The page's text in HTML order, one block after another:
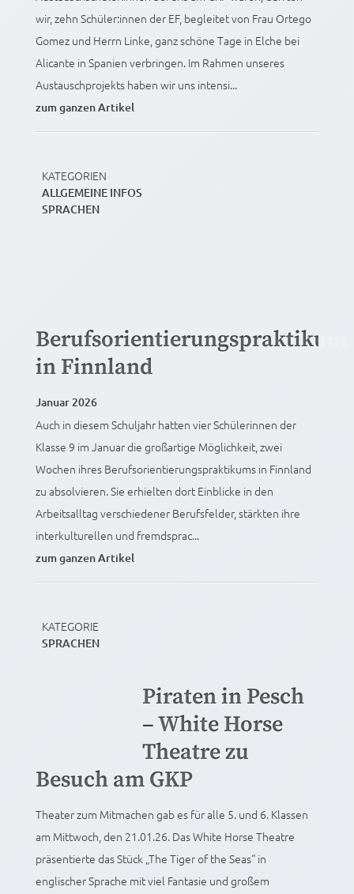
wir, zehn Schüler:innen der EF, begleitet von Frau Ortego
Gomez und Herrn Linke, ganz schöne Tage in Elche bei
Alicante in Spanien verbringen. Im Rahmen unseres
Austauschprojekts haben wir uns intensi...
zum ganzen Artikel
KATEGORIEN
ALLGEMEINE INFOS
SPRACHEN
Berufsorientierungspraktikum
in Finnland
Januar 2026
Auch in diesem Schuljahr hatten vier Schülerinnen der
Klasse 9 im Januar die großartige Möglichkeit, zwei
Wochen ihres Berufsorientierungspraktikums in Finnland
zu absolvieren. Sie erhielten dort Einblicke in den
Arbeitsalltag verschiedener Berufsfelder, stärkten ihre
interkulturellen und fremdsprac...
zum ganzen Artikel
KATEGORIE
SPRACHEN
Piraten in Pesch
– White Horse
Theatre zu
Besuch am GKP
Theater zum Mitmachen gab es für alle 5. und 6. Klassen
am Mittwoch, den 21.01.26. Das White Horse Theatre
präsentierte das Stück „The Tiger of the Seas“ in
englischer Sprache mit viel Fantasie und großem